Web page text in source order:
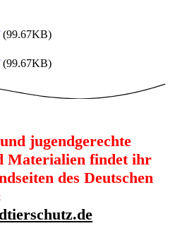
(99.67KB)
(99.67KB)
jugendgerechte
Materialien findet ihr
des Deutschen